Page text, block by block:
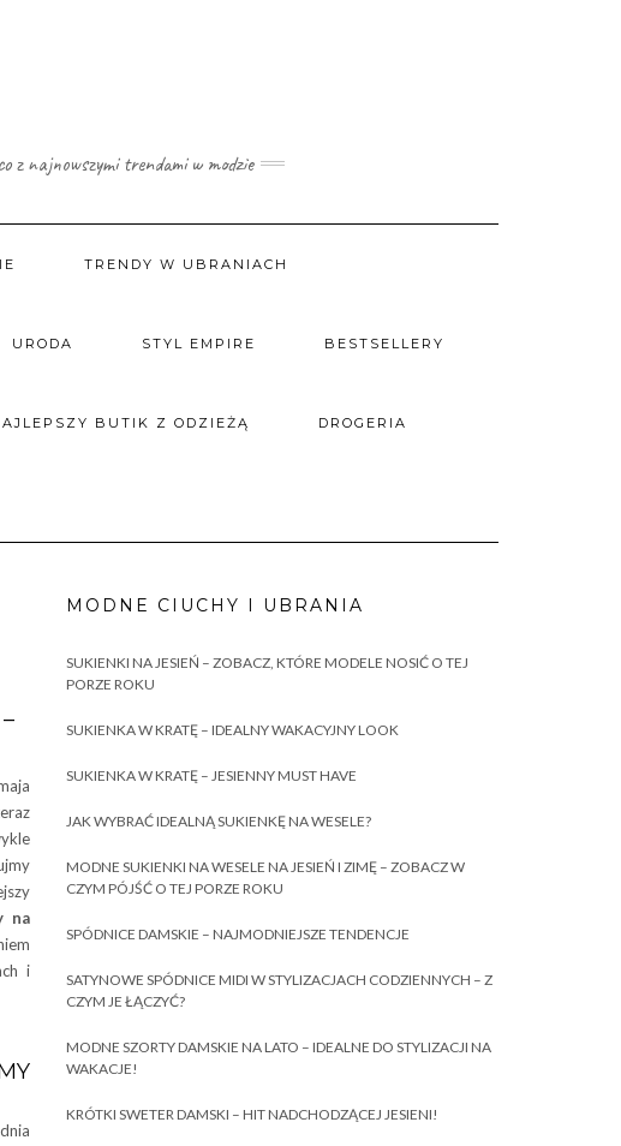
z najnowszymi trendami w modzie
TRENDY W UBRANIACH
URODA STYL EMPIRE BESTSELLERY
BUTIK Z ODZIEŻĄ DROGERIA
na
i
MODNE CIUCHY I UBRANIA
SUKIENKI NA JESIEŃ – ZOBACZ, KTÓRE MODELE NOSIĆ O TEJ
PORZE ROKU
SUKIENKA W KRATĘ – IDEALNY WAKACYJNY LOOK
SUKIENKA W KRATĘ – JESIENNY MUST HAVE
JAK WYBRAĆ IDEALNĄ SUKIENKĘ NA WESELE?
MODNE SUKIENKI NA WESELE NA JESIEŃ I ZIMĘ – ZOBACZ W
CZYM PÓJŚĆ O TEJ PORZE ROKU
SPÓDNICE DAMSKIE – NAJMODNIEJSZE TENDENCJE
SATYNOWE SPÓDNICE MIDI W STYLIZACJACH CODZIENNYCH – Z
CZYM JE ŁĄCZYĆ?
MODNE SZORTY DAMSKIE NA LATO – IDEALNE DO STYLIZACJI NA
WAKACJE!
KRÓTKI SWETER DAMSKI – HIT NADCHODZĄCEJ JESIENI!